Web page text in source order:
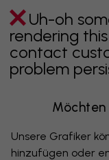
Uh-oh
rendering
contact
problem
Unsere Grafiker
hinzufügen oder